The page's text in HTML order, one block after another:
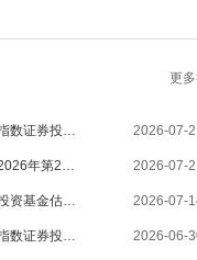
更
华夏中证港股通互联网交易型开放式指数证券投资基金2026年第2季度报告 2026-07-
华夏基金管理有限公司旗下部分基金2026年第2季度报告提示性公告 2026-07-
华夏基金管理有限公司关于旗下证券投资基金估值调整情况的公告 2026-07-
华夏中证港股通互联网交易型开放式指数证券投资基金招募说明书更新 2026-06-